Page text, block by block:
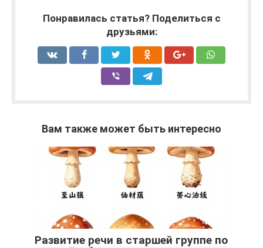
Понравилась статья? Поделиться с
друзьями:
Вам также может быть интересно
Развитие речи в старшей группе по